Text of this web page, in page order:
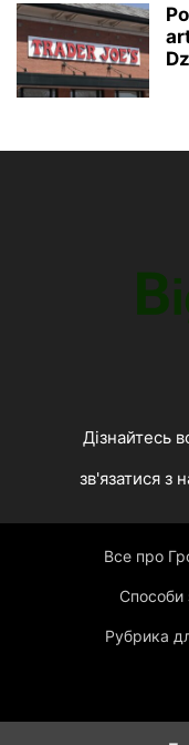
Дізнайтесь
зв'язатися з
Все про
Способи
Рубрика